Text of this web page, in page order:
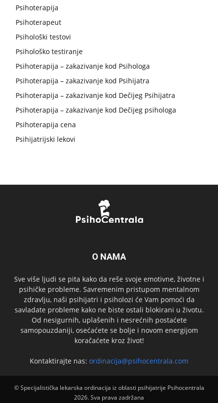
Psihoterapija
Psihoterapeut
Psihološki testovi
Psihološko testiranje
Psihoterapija – zakazivanje kod Psihologa
Psihoterapija – zakazivanje kod Psihijatra
Psihoterapija – zakazivanje kod Dečijeg Psihijatra
Psihoterapija – zakazivanje kod Dečijeg psihologa
Psihoterapija cena
Psihijatrijski lekovi
O NAMA
Sve više ljudi se pita kako da reše svoje emotivne, životne i
psihičke probleme. Savremenim pristupom mentalnom
zdravlju, naši psihijatri i psiholozi će Vam pomoći da
savladate probleme kako ne biste ostali blokirani u životu.
Od nesigurnih, uplašenih i nesrećnih postaćete
samopouzdaniji, osećaćete se bolje i novom energijom
koračaćete kroz život!
Kontaktirajte nas: ordinacija@psihocentrala.com
© Specijalistička lekarska ordinacija iz oblasti psihijatrije Psihocentrala
2026. Sva prava zadržana